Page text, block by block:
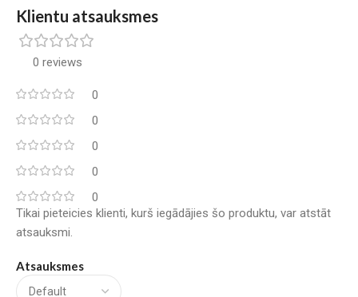
Klientu atsauksmes
0 reviews
0
0
0
0
0
Atsauksmes
Tikai pieteicies klienti, kurš iegādājies šo produktu, var atstāt
atsauksmi.